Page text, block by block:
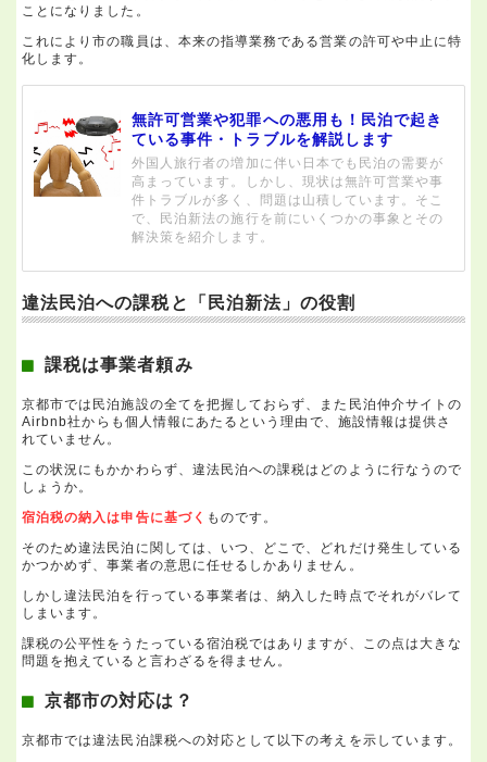
ことになりました。
これにより市の職員は、本来の指導業務である営業の許可や中止に特
化します。
無許可営業や犯罪への悪用も！民泊で起き
ている事件・トラブルを解説します
外国人旅行者の増加に伴い日本でも民泊の需要が
高まっています。しかし、現状は無許可営業や事
件トラブルが多く、問題は山積しています。そこ
で、民泊新法の施行を前にいくつかの事象とその
解決策を紹介します。
違法民泊への課税と「民泊新法」の役割
課税は事業者頼み
京都市では民泊施設の全てを把握しておらず、また民泊仲介サイトの
Airbnb社からも個人情報にあたるという理由で、施設情報は提供さ
れていません。
この状況にもかかわらず、違法民泊への課税はどのように行なうので
しょうか。
宿泊税の納入は申告に基づく ものです。
そのため違法民泊に関しては、いつ、どこで、どれだけ発生している
かつかめず、事業者の意思に任せるしかありません。
しかし違法民泊を行っている事業者は、納入した時点でそれがバレて
しまいます。
課税の公平性をうたっている宿泊税ではありますが、この点は大きな
問題を抱えていると言わざるを得ません。
京都市の対応は？
京都市では違法民泊課税への対応として以下の考えを示しています。